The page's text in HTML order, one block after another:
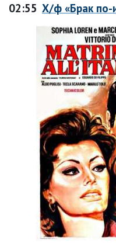
02:55 Х/ф «Брак по-